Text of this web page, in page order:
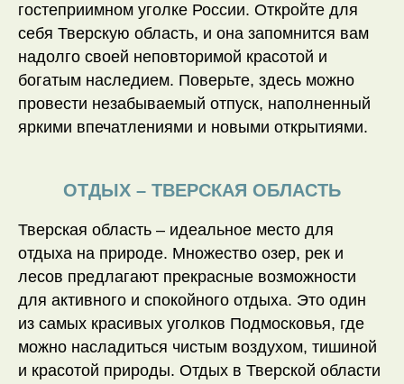
гостеприимном уголке России. Откройте для
себя Тверскую область, и она запомнится вам
надолго своей неповторимой красотой и
богатым наследием. Поверьте, здесь можно
провести незабываемый отпуск, наполненный
яркими впечатлениями и новыми открытиями.
ОТДЫХ – ТВЕРСКАЯ ОБЛАСТЬ
Тверская область – идеальное место для
отдыха на природе. Множество озер, рек и
лесов предлагают прекрасные возможности
для активного и спокойного отдыха. Это один
из самых красивых уголков Подмосковья, где
можно насладиться чистым воздухом, тишиной
и красотой природы. Отдых в Тверской области